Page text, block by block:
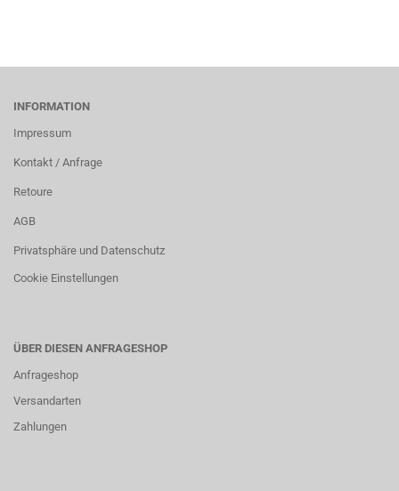
INFORMATION
Impressum
Kontakt / Anfrage
Retoure
AGB
Privatsphäre und Datenschutz
Cookie Einstellungen
ÜBER DIESEN ANFRAGESHOP
Anfrageshop
Versandarten
Zahlungen